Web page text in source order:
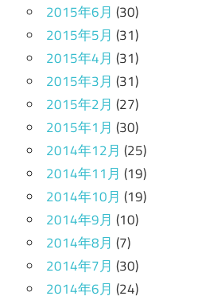
2015年6月 (30)
2015年5月 (31)
2015年4月 (31)
2015年3月 (31)
2015年2月 (27)
2015年1月 (30)
2014年12月 (25)
2014年11月 (19)
2014年10月 (19)
2014年9月 (10)
2014年8月 (7)
2014年7月 (30)
2014年6月 (24)